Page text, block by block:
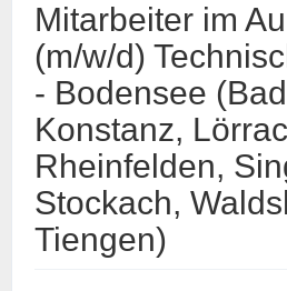
Mitarbeiter im
(m/w/d)
- Bodensee
Konstanz,
Rheinfelden,
Stockach,
Tiengen)